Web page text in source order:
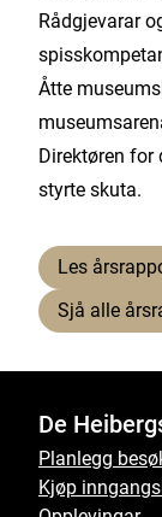
Rådgjevarar
Åtte
Direktøren for
styrte skuta.
Les
Sjå alle
De
Planlegg
Kjøp